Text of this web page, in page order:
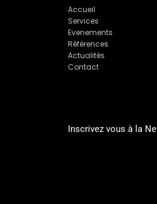
Accueil
Services
Evenements
Références
Actualités
Contact
Inscrivez vous à la